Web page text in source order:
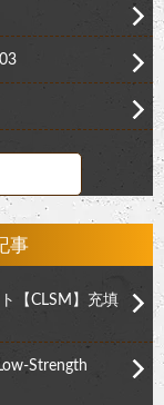
事
【CLSM】充填
Strength